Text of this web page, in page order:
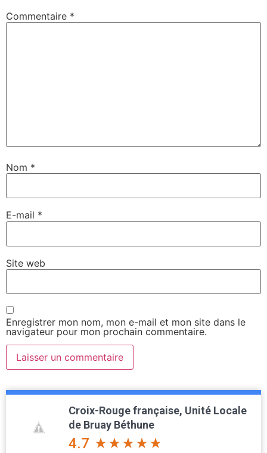
Commentaire *
Nom *
E-mail *
Site web
Enregistrer mon nom, mon e-mail et mon site dans le
navigateur pour mon prochain commentaire.
Croix-Rouge française, Unité Locale
de Bruay Béthune
4.7